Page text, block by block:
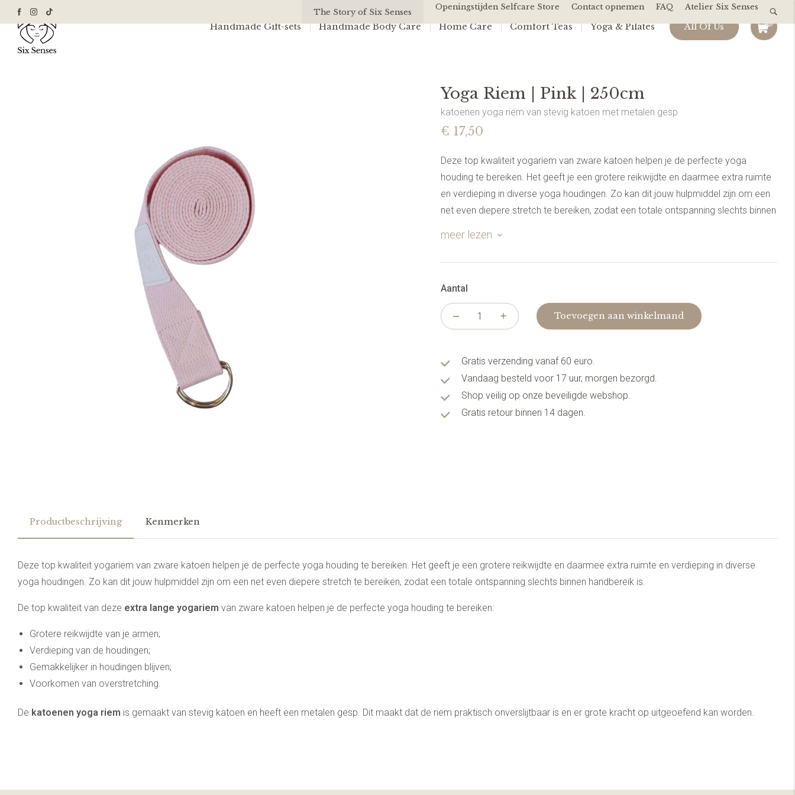
The Story of Six Senses
Openingstijden Selfcare Store Contact opnemen FAQ Atelier Six Senses
Handmade Gift-sets Handmade Body Care Home Care Comfort Teas Yoga & Pilates All Of Us 0
All Of Us Yoga Riem | Pink | 250cm
Yoga Riem | Pink | 250cm
katoenen yoga riem van stevig katoen met metalen gesp
€ 17,50
Deze top kwaliteit yogariem van zware katoen helpen je de perfecte yoga
houding te bereiken. Het geeft je een grotere reikwijdte en daarmee extra ruimte
en verdieping in diverse yoga houdingen. Zo kan dit jouw hulpmiddel zijn om een
net even diepere stretch te bereiken, zodat een totale ontspanning slechts binnen
meer lezen
Aantal
Toevoegen aan winkelmand
Gratis verzending vanaf 60 euro.
Vandaag besteld voor 17 uur, morgen bezorgd.
Shop veilig op onze beveiligde webshop.
Gratis retour binnen 14 dagen.
Productbeschrijving Kenmerken
Deze top kwaliteit yogariem van zware katoen helpen je de perfecte yoga houding te bereiken. Het geeft je een grotere reikwijdte en daarmee extra ruimte en verdieping in diverse
yoga houdingen. Zo kan dit jouw hulpmiddel zijn om een net even diepere stretch te bereiken, zodat een totale ontspanning slechts binnen handbereik is.
De top kwaliteit van deze extra lange yogariem van zware katoen helpen je de perfecte yoga houding te bereiken:
Grotere reikwijdte van je armen;
Verdieping van de houdingen;
Gemakkelijker in houdingen blijven;
Voorkomen van overstretching.
De katoenen yoga riem is gemaakt van stevig katoen en heeft een metalen gesp. Dit maakt dat de riem praktisch onverslijtbaar is en er grote kracht op uitgeoefend kan worden.